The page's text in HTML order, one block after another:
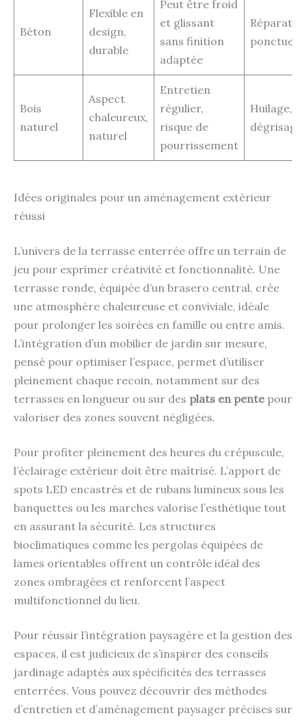
Béton
Flexible en
design,
durable
Peut être froid
et glissant
sans finition
adaptée
Bois
naturel
Aspect
chaleureux,
naturel
Entretien
régulier,
risque de
pourrissement
Huilage,
dégrisage
Idées originales pour un aménagement extérieur
réussi
L’univers de la terrasse enterrée offre un terrain de
jeu pour exprimer créativité et fonctionnalité. Une
terrasse ronde, équipée d’un brasero central, crée
une atmosphère chaleureuse et conviviale, idéale
pour prolonger les soirées en famille ou entre amis.
L’intégration d’un mobilier de jardin sur mesure,
pensé pour optimiser l’espace, permet d’utiliser
pleinement chaque recoin, notamment sur des
terrasses en longueur ou sur des plats en pentepour
valoriser des zones souvent négligées.
Pour profiter pleinement des heures du crépuscule,
l’éclairage extérieur doit être maîtrisé. L’apport de
spots LED encastrés et de rubans lumineux sous les
banquettes ou les marches valorise l’esthétique tout
en assurant la sécurité. Les structures
bioclimatiques comme les pergolas équipées de
lames orientables offrent un contrôle idéal des
zones ombragées et renforcent l’aspect
multifonctionnel du lieu.
Pour réussir l’intégration paysagère et la gestion des
espaces, il est judicieux de s’inspirer des conseils
jardinage adaptés aux spécificités des terrasses
enterrées. Vous pouvez découvrir des méthodes
d’entretien et d’aménagement paysager précises sur